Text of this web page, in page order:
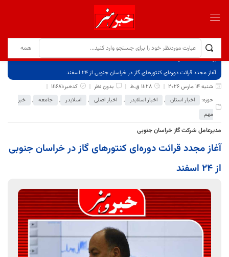
برگ نخست
نوشته‌ها
آغاز مجدد قرائت دوره‌ای کنتورهای گاز در خراسان جنوبی از ۲۴ اسفند
شنبه 14 مارس 2026
11:28 ق.ظ بدون نظر
کدخبر:111681
حوزه:
اخبار استان , اخبار اسلایدر , اخبار اصلی , اسلایدر , جامعه ,
خبر
مهم
مدیرعامل شرکت گاز خراسان جنوبی
آغاز مجدد قرائت دوره‌ای کنتورهای گاز در خراسان جنوبی
از ۲۴ اسفند